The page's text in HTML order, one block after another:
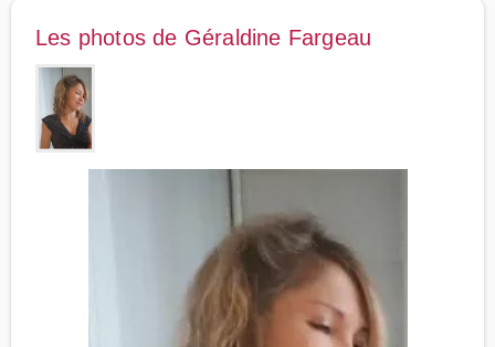
Les photos de Géraldine Fargeau